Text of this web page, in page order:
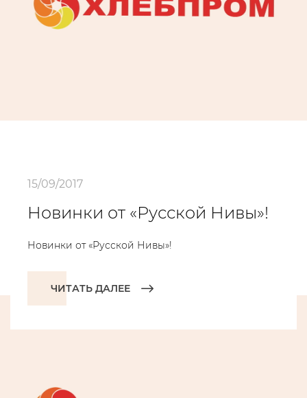
15/09/2017
Новинки от «Русской Нивы»!
Новинки от «Русской Нивы»!
ЧИТАТЬ ДАЛЕЕ